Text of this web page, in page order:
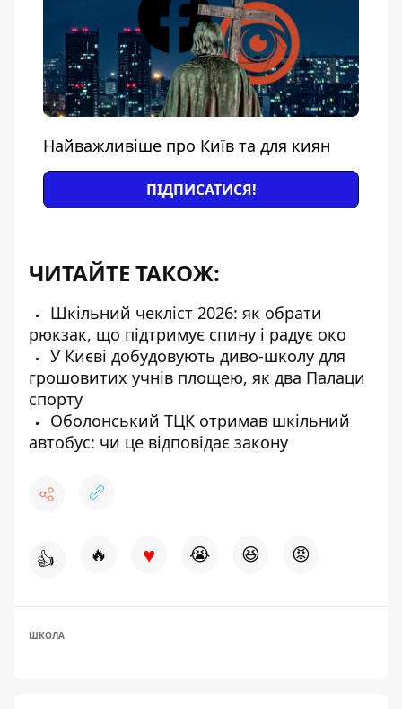
Найважливіше про Київ та для киян
ПІДПИСАТИСЯ!
ЧИТАЙТЕ ТАКОЖ:
Шкільний чекліст 2026: як обрати
рюкзак, що підтримує спину і радує око
У Києві добудовують диво-школу для
грошовитих учнів площею, як два Палаци
спорту
Оболонський ТЦК отримав шкільний
автобус: чи це відповідає закону
👍 🔥 ♥ 😭 😆 😡
ШКОЛА